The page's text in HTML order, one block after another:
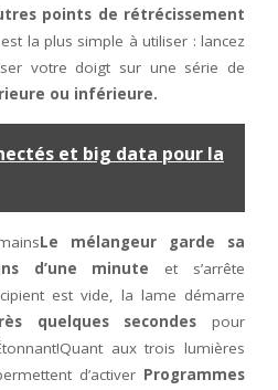
points de rétrécissement
la plus simple à utiliser : lancez
votre doigt sur une série de
ou inférieure.
et big data pour la
Le mélangeur garde sa
d’une minute et s’arrête
est vide, la lame démarre
quelques secondes pour
aux trois lumières
d’activer Programmes